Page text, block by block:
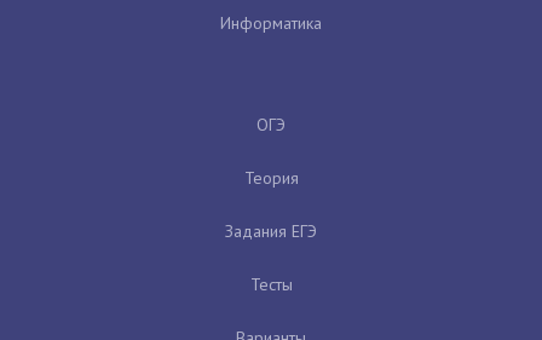
Информатика
ОГЭ
Теория
Задания ЕГЭ
Тесты